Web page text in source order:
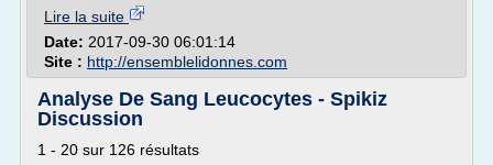
Lire la suite
Date: 2017-09-30 06:01:14
Site : http://ensemblelidonnes.com
Analyse De Sang Leucocytes - Spikiz
Discussion
1 - 20 sur 126 résultats